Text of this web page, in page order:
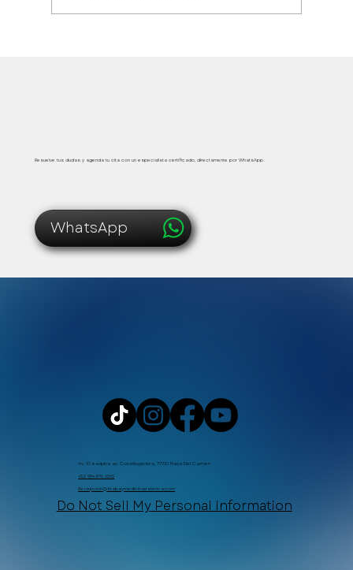
Av. 10 esquina av. Constituyentes, 77710 Playa Del Carmen
+52 984 876 6365
Recepcion@Xtabaymedicinaestetica.com
Do Not Sell My Personal Information
Resuelve tus dudas y agenda tu cita con un especialista certificado, directamente por WhatsApp.
WhatsApp